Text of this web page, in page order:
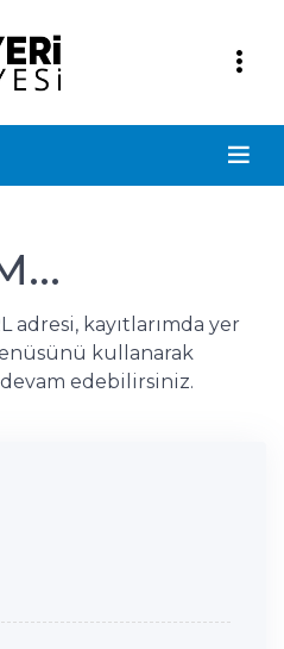
kayıtlarımda yer
kullanarak
edebilirsiniz.